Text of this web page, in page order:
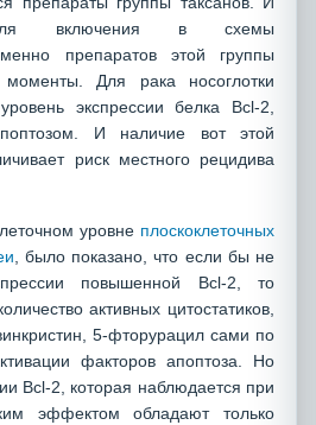
для включения в схемы
препаратов этой группы
Для рака носоглотки
экспрессии белка Bcl-2,
И наличие вот этой
риск местного рецидива
уровне плоскоклеточных
, было показано, что если бы не
повышенной Bcl-2, то
активных цитостатиков,
5-фторурацил сами по
факторов апоптоза. Но
Bcl-2, которая наблюдается при
эффектом обладают только